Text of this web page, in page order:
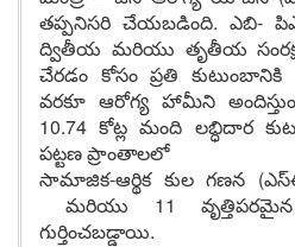
తప్పనిసరి చేయబడింది. ఎబి-
ద్వితీయ మరియు తృతీయ
చేరడం కోసం ప్రతి కుటుంబానికి
వరకూ ఆరోగ్య హామీని
10.74 కోట్ల మంది లబ్ధిదార
పట్టణ ప్రాంతాలలో
సామాజిక-ఆర్థిక కుల గణన
మరియు 11
గుర్తించబడ్డాయి.